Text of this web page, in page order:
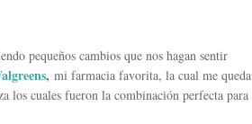
pequeños cambios que nos hagan sentir
, mi farmacia favorita, la cual me queda
los cuales fueron la combinación perfecta para